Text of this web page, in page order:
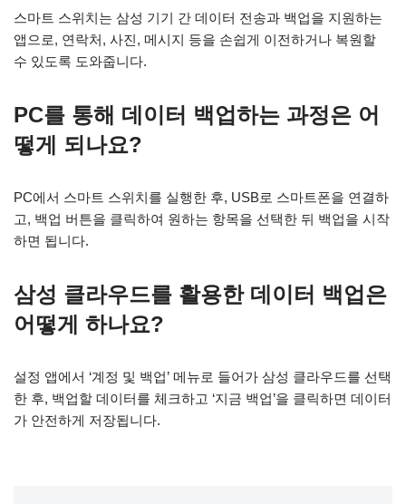
스마트 스위치는 삼성 기기 간 데이터 전송과 백업을 지원하는
앱으로, 연락처, 사진, 메시지 등을 손쉽게 이전하거나 복원할
수 있도록 도와줍니다.
PC를 통해 데이터 백업하는 과정은 어
떻게 되나요?
PC에서 스마트 스위치를 실행한 후, USB로 스마트폰을 연결하
고, 백업 버튼을 클릭하여 원하는 항목을 선택한 뒤 백업을 시작
하면 됩니다.
삼성 클라우드를 활용한 데이터 백업은
어떻게 하나요?
설정 앱에서 ‘계정 및 백업’ 메뉴로 들어가 삼성 클라우드를 선택
한 후, 백업할 데이터를 체크하고 ‘지금 백업’을 클릭하면 데이터
가 안전하게 저장됩니다.